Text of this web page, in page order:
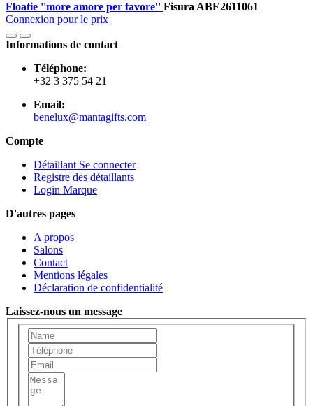
Floatie ''more amore per favore'' Fisura ABE2611061
Connexion pour le prix
Informations de contact
Téléphone:
+32 3 375 54 21
Email:
benelux@mantagifts.com
Compte
Détaillant Se connecter
Registre des détaillants
Login Marque
D'autres pages
A propos
Salons
Contact
Mentions légales
Déclaration de confidentialité
Laissez-nous un message